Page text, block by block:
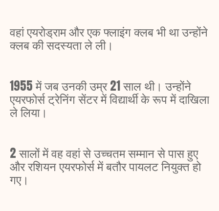
वहां एयरोड्राम और एक फ्लाइंग क्लब भी था उन्होंने
क्लब की सदस्यता ले ली।
1955 में जब उनकी उम्र 21 साल थी। उन्होंने
एयरफोर्स ट्रेनिंग सेंटर में विद्यार्थी के रूप में दाखिला
ले लिया।
2 सालों में वह वहां से उच्चतम सम्मान से पास हुए
और रशियन एयरफोर्स में बतौर पायलट नियुक्त हो
गए।